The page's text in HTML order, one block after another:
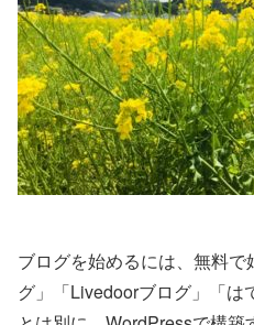
ブログを始めるには、無料
グ」「Livedoorブログ」「は